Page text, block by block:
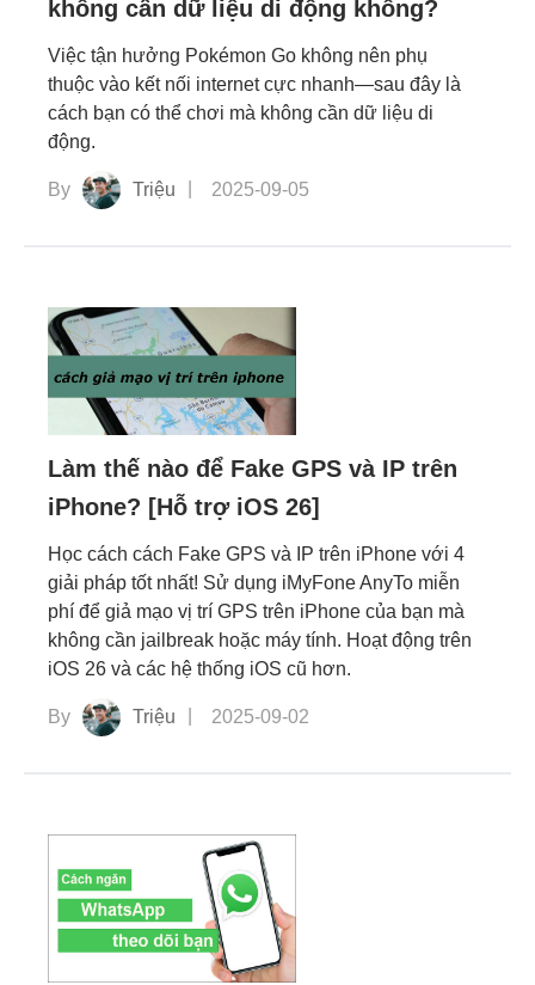
không cần dữ liệu di động không?
Việc tận hưởng Pokémon Go không nên phụ
thuộc vào kết nối internet cực nhanh—sau đây là
cách bạn có thể chơi mà không cần dữ liệu di
động.
By Triệu 2025-09-05
Làm thế nào để Fake GPS và IP trên
iPhone? [Hỗ trợ iOS 26]
Học cách cách Fake GPS và IP trên iPhone với 4
giải pháp tốt nhất! Sử dụng iMyFone AnyTo miễn
phí để giả mạo vị trí GPS trên iPhone của bạn mà
không cần jailbreak hoặc máy tính. Hoạt động trên
iOS 26 và các hệ thống iOS cũ hơn.
By Triệu 2025-09-02